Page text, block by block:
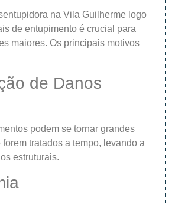
na Vila Guilherme logo
de entupimento é crucial para
maiores. Os principais motivos
de Danos
podem se tornar grandes
tratados a tempo, levando a
estruturais.